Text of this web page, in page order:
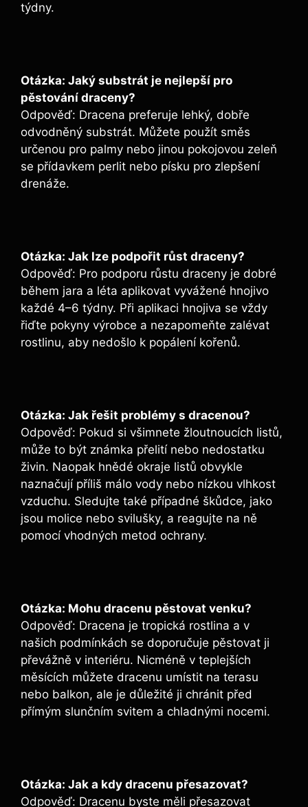
týdny.
Otázka: Jaký substrát je nejlepší pro
pěstování draceny?
Odpověď: Dracena preferuje lehký, dobře
odvodněný substrát. Můžete použít směs
určenou pro palmy nebo jinou pokojovou zeleň
se přídavkem perlit nebo písku pro zlepšení
drenáže.
Otázka: Jak lze podpořit růst draceny?
Odpověď: Pro podporu růstu draceny je dobré
během jara a léta aplikovat vyvážené hnojivo
každé 4–6 týdny. Při aplikaci hnojiva se vždy
řiďte pokyny výrobce a nezapomeňte zalévat
rostlinu, aby nedošlo k popálení kořenů.
Otázka: Jak řešit problémy s dracenou?
Odpověď: Pokud si všimnete žloutnoucích listů,
může to být známka přelití nebo nedostatku
živin. Naopak hnědé okraje listů obvykle
naznačují příliš málo vody nebo nízkou vlhkost
vzduchu. Sledujte také případné škůdce, jako
jsou molice nebo svilušky, a reagujte na ně
pomocí vhodných metod ochrany.
Otázka: Mohu dracenu pěstovat venku?
Odpověď: Dracena je tropická rostlina a v
našich podmínkách se doporučuje pěstovat ji
převážně v interiéru. Nicméně v teplejších
měsících můžete dracenu umístit na terasu
nebo balkon, ale je důležité ji chránit před
přímým slunčním svitem a chladnými nocemi.
Otázka: Jak a kdy dracenu přesazovat?
Odpověď: Dracenu byste měli přesazovat